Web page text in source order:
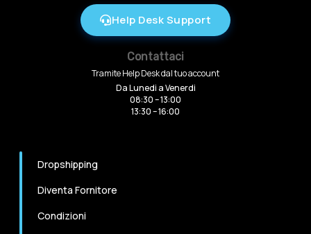
Help Desk Support
Contattaci
Tramite Help Desk dal tuo account
Da Lunedi a Venerdi
08:30 – 13:00
13:30 – 16:00
Dropshipping
Diventa Fornitore
Condizioni